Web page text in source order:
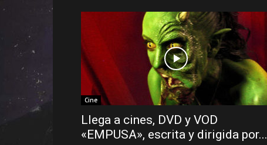
Cine
Llega a cines, DVD y VOD
«EMPUSA», escrita y dirigida por...